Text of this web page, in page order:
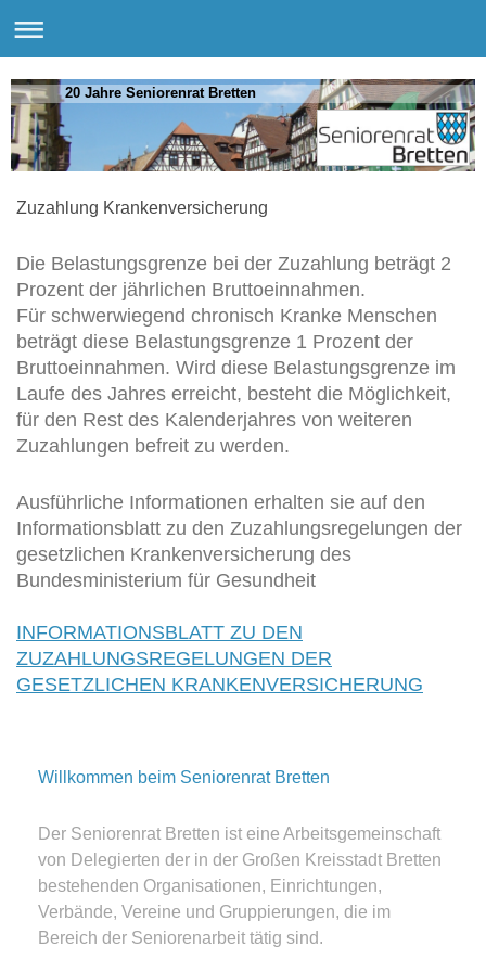
20 Jahre Seniorenrat Bretten
Zuzahlung Krankenversicherung
Die Belastungsgrenze bei der Zuzahlung beträgt 2
Prozent der jährlichen Bruttoeinnahmen.
Für schwerwiegend chronisch Kranke Menschen
beträgt diese Belastungsgrenze 1 Prozent der
Bruttoeinnahmen. Wird diese Belastungsgrenze im
Laufe des Jahres erreicht, besteht die Möglichkeit,
für den Rest des Kalenderjahres von weiteren
Zuzahlungen befreit zu werden.
Ausführliche Informationen erhalten sie auf den
Informationsblatt zu den Zuzahlungsregelungen der
gesetzlichen Krankenversicherung des
Bundesministerium für Gesundheit
INFORMATIONSBLATT ZU DEN
ZUZAHLUNGSREGELUNGEN DER
GESETZLICHEN KRANKENVERSICHERUNG
Willkommen beim Seniorenrat Bretten
Der Seniorenrat Bretten ist eine Arbeitsgemeinschaft
von Delegierten der in der Großen Kreisstadt Bretten
bestehenden Organisationen, Einrichtungen,
Verbände, Vereine und Gruppierungen, die im
Bereich der Seniorenarbeit tätig sind.